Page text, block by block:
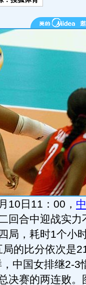
10日11：00，
回合中迎战实力
局，耗时1个小
的比分依次是
中国女排继2-3
决赛的两连败。